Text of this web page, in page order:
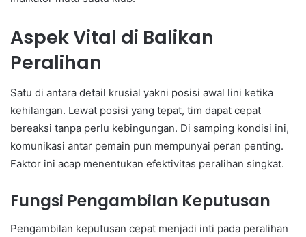
Aspek Vital di Balikan
Peralihan
Satu di antara detail krusial yakni posisi awal lini ketika
kehilangan. Lewat posisi yang tepat, tim dapat cepat
bereaksi tanpa perlu kebingungan. Di samping kondisi ini,
komunikasi antar pemain pun mempunyai peran penting.
Faktor ini acap menentukan efektivitas peralihan singkat.
Fungsi Pengambilan Keputusan
Pengambilan keputusan cepat menjadi inti pada peralihan